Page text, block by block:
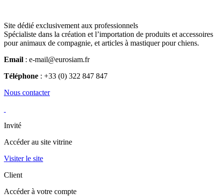
Site dédié exclusivement aux professionnels
Spécialiste dans la création et l’importation de produits et accessoires
pour animaux de compagnie, et articles à mastiquer pour chiens.
Email : e-mail@eurosiam.fr
Téléphone : +33 (0) 322 847 847
Nous contacter
Invité
Accéder au site vitrine
Visiter le site
Client
Accéder à votre compte